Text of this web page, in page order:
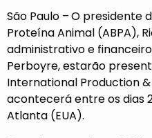
São Paulo –O presidente
Proteína Animal (ABPA),
administrativo e
Perboyre, estarão
International Production &
acontecerá entre os dias
Atlanta (EUA).